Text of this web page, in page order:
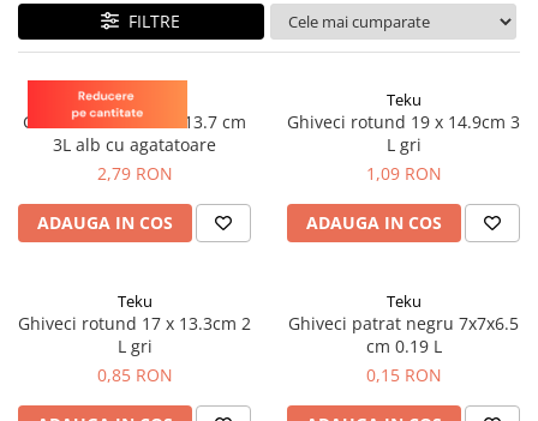
Dovleac
Dovlecel
Mazare
Pepene galben
Porumb dulce
FILTRE
Teku
Ghiveci rotund 21 x 13.7 cm
3L alb cu agatatoare
2,79 RON
ADAUGA IN COS
Teku
Ghiveci rotund 19 x 14.9cm 3
L gri
1,09 RON
ADAUGA IN COS
Teku
Ghiveci rotund 17 x 13.3cm 2
L gri
0,85 RON
Teku
Ghiveci patrat negru 7x7x6.5
cm 0.19 L
0,15 RON